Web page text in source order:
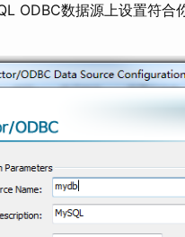
ODBC数据源上设置符合